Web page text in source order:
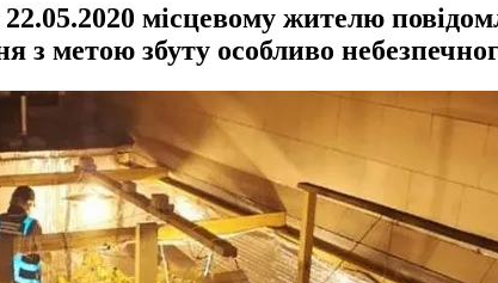
місцевому жителю
з метою збуту особливо